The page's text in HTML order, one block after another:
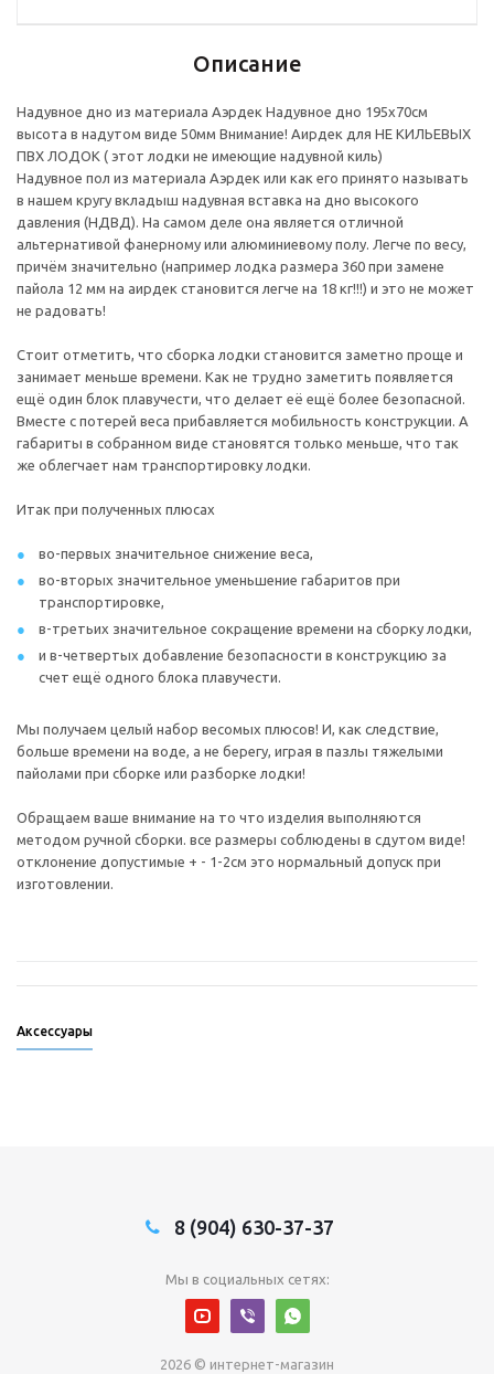
Описание
Надувное дно из материала Аэрдек Надувное дно 195х70см
высота в надутом виде 50мм Внимание! Аирдек для НЕ КИЛЬЕВЫХ
ПВХ ЛОДОК ( этот лодки не имеющие надувной киль)
Надувное пол из материала Аэрдек или как его принято называть
в нашем кругу вкладыш надувная вставка на дно высокого
давления (НДВД). На самом деле она является отличной
альтернативой фанерному или алюминиевому полу. Легче по весу,
причём значительно (например лодка размера 360 при замене
пайола 12 мм на аирдек становится легче на 18 кг!!!) и это не может
не радовать!
Стоит отметить, что сборка лодки становится заметно проще и
занимает меньше времени. Как не трудно заметить появляется
ещё один блок плавучести, что делает её ещё более безопасной.
Вместе с потерей веса прибавляется мобильность конструкции. А
габариты в собранном виде становятся только меньше, что так
же облегчает нам транспортировку лодки.
Итак при полученных плюсах
во-первых значительное снижение веса,
во-вторых значительное уменьшение габаритов при
транспортировке,
в-третьих значительное сокращение времени на сборку лодки,
и в-четвертых добавление безопасности в конструкцию за
счет ещё одного блока плавучести.
Мы получаем целый набор весомых плюсов! И, как следствие,
больше времени на воде, а не берегу, играя в пазлы тяжелыми
пайолами при сборке или разборке лодки!
Обращаем ваше внимание на то что изделия выполняются
методом ручной сборки. все размеры соблюдены в сдутом виде!
отклонение допустимые + - 1-2см это нормальный допуск при
изготовлении.
Аксессуары
8 (904) 630-37-37
Мы в социальных сетях:
2026 © интернет-магазин